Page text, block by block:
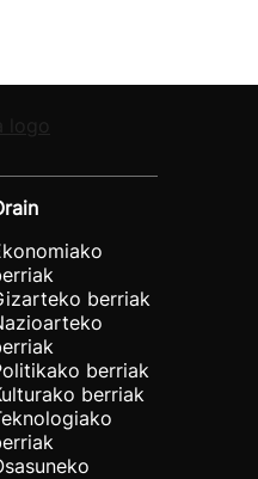
berriak
berriak
berriak